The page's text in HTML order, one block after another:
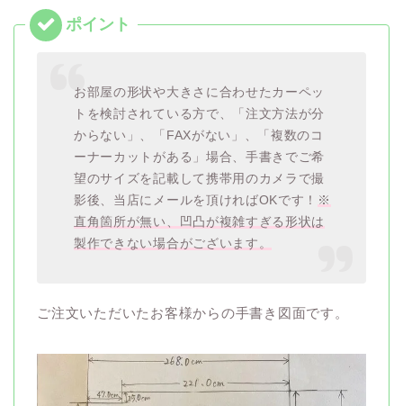
お部屋の形状や大きさに合わせたカーペッ
トを検討されている方で、「注文方法が分
からない」、「FAXがない」、「複数のコ
ーナーカットがある」場合、手書きでご希
望のサイズを記載して携帯用のカメラで撮
影後、当店にメールを頂ければOKです！ ※
直角箇所が無い、凹凸が複雑すぎる形状は
製作できない場合がございます。
ご注文いただいたお客様からの手書き図面です。